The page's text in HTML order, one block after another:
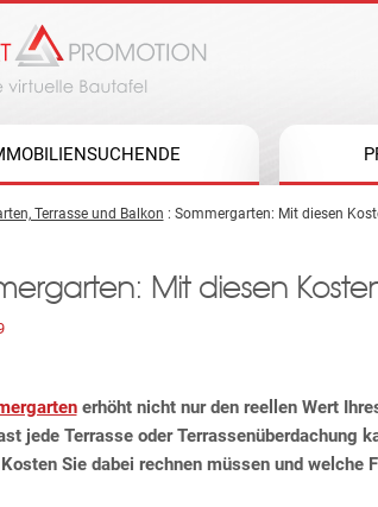
Terrasse und Balkon : Sommergarten: Mit diesen
Mit diesen
erhöht nicht nur den reellen Wert
jede Terrasse oder Terrassenüberdachung
Sie dabei rechnen müssen und welche